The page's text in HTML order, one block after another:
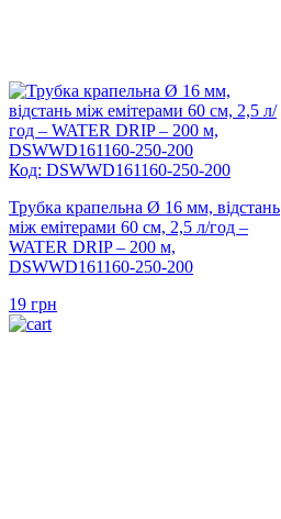
Код: DSWWD161160-250-200
Трубка крапельна Ø 16 мм, відстань
між емітерами 60 см, 2,5 л/год –
WATER DRIP – 200 м,
DSWWD161160-250-200
19 грн